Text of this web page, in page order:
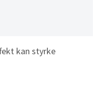
kan styrke